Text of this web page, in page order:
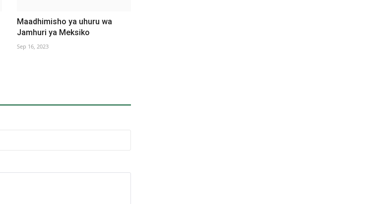
Maadhimisho ya uhuru wa
Jamhuri ya Meksiko
Sep 16, 2023